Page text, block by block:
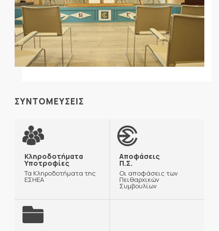
ΣΥΝΤΟΜΕΥΣΕΙΣ
Κληροδοτήματα
Υποτροφίες
Τα Κληροδοτήματα της
ΕΣΗΕΑ
Αποφάσεις
Π.Σ.
Οι αποφάσεις των
Πειθαρχικών
Συμβουλίων